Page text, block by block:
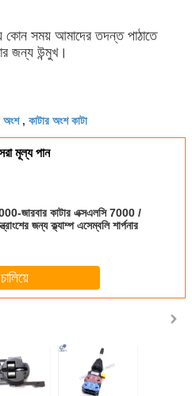
সময় আমাদের তদন্ত পাঠাতে
জন্য উন্মুখ।
অংশ, কাটার অংশ কাটা
মূল্য পান
জারবার কাটার এক্সএলসি 7000 /
জন্য ক্ল্যাম্প এসেম্বলি শার্পনার
চালিয়ে